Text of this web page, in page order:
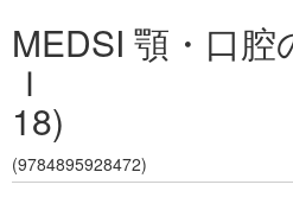
レジデント
MEDSI 顎・口腔
Ｉ （
18)
(9784895928472)